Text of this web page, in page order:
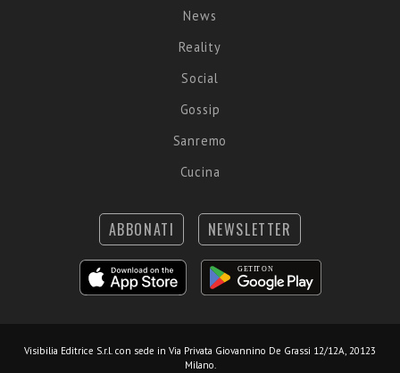
News
Reality
Social
Gossip
Sanremo
Cucina
ABBONATI NEWSLETTER
Visibilia Editrice S.r.l. con sede in Via Privata Giovannino De Grassi 12/12A, 20123
Milano.